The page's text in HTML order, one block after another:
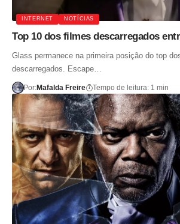
INTERNET NOTÍCIAS
Top 10 dos filmes descarregados
Glass permanece na primeira posição do top
descarregados. Escape…
Por:Mafalda Freire Tempo de leitura: 1 min